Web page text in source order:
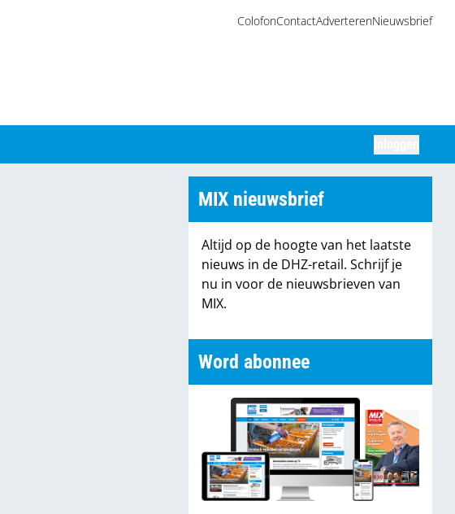
ColofonContactAdverterenNieuwsbrief
MIX nieuwsbrief
Altijd op de hoogte van het laatste
nieuws in de DHZ-retail. Schrijf je
nu in voor de nieuwsbrieven van
MIX.
Word abonnee